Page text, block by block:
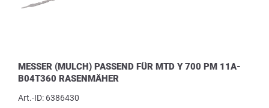
MESSER (MULCH) PASSEND FÜR MTD Y 700 PM 11A-
B04T360 RASENMÄHER
Art.-ID: 6386430